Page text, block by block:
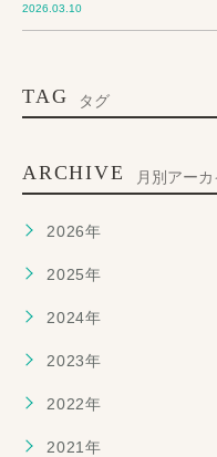
2026.03.10
TAG タグ
ARCHIVE 月別アー
2026年
2025年
2024年
2023年
2022年
2021年